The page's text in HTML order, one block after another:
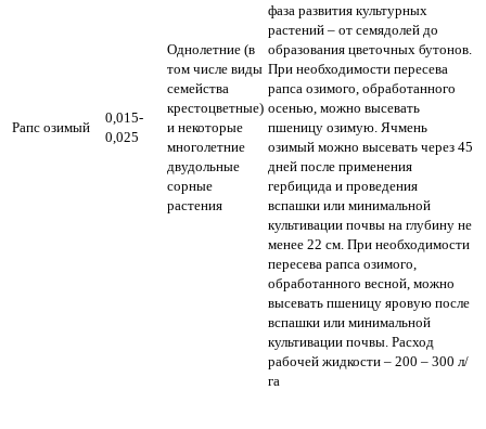
Рапс озимый
0,015-
0,025
Однолетние (в
том числе виды
семейства
крестоцветные)
и некоторые
многолетние
двудольные
сорные
растения
фаза развития культурных
растений – от семядолей до
образования цветочных бутонов.
При необходимости пересева
рапса озимого, обработанного
осенью, можно высевать
пшеницу озимую. Ячмень
озимый можно высевать через 45
дней после применения
гербицида и проведения
вспашки или минимальной
культивации почвы на глубину не
менее 22 см. При необходимости
пересева рапса озимого,
обработанного весной, можно
высевать пшеницу яровую после
вспашки или минимальной
культивации почвы. Расход
рабочей жидкости – 200 – 300 л/
га